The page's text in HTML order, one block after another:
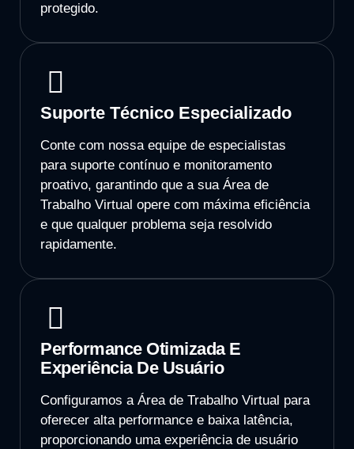
protegido.
Suporte Técnico Especializado
Conte com nossa equipe de especialistas
para suporte contínuo e monitoramento
proativo, garantindo que a sua Área de
Trabalho Virtual opere com máxima eficiência
e que qualquer problema seja resolvido
rapidamente.
Performance Otimizada E
Experiência De Usuário
Configuramos a Área de Trabalho Virtual para
oferecer alta performance e baixa latência,
proporcionando uma experiência de usuário